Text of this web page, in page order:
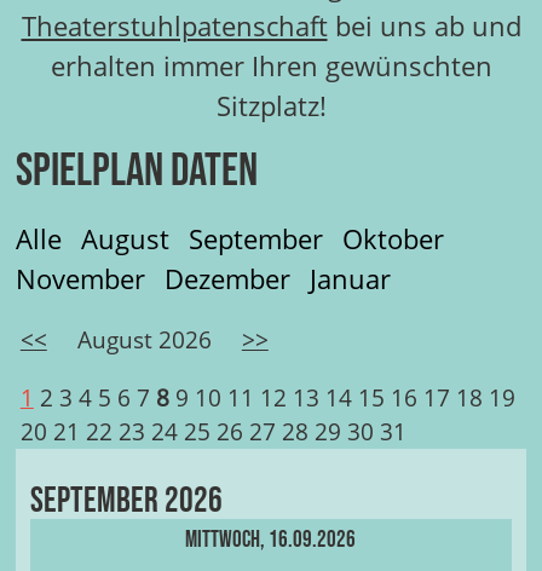
Theaterstuhlpatenschaftbei uns ab und
erhalten immer Ihren gewünschten
Sitzplatz!
Spielplan Daten
Alle August September Oktober
November Dezember Januar
<< August 2026
>>
1 2 3 4 5 6 7 8 9 10 11 12 13 14 15 16 17 18 19
20 21 22 23 24 25 26 27 28 29 30 31
September 2026
Mittwoch, 16.09.2026